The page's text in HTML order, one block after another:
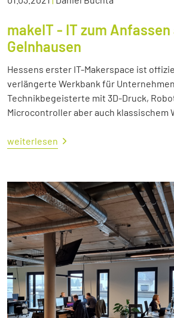
makeIT - IT zum Anfassen
Gelnhausen
Hessens erster IT-Makerspace ist
verlängerte Werkbank für
Technikbegeisterte mit 3D-Druck,
Microcontroller aber auch klassischem
weiterlesen